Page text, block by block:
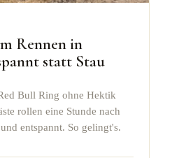
Rennen in
statt Stau
Bull Ring ohne Hektik
rollen eine Stunde nach
entspannt. So gelingt's.